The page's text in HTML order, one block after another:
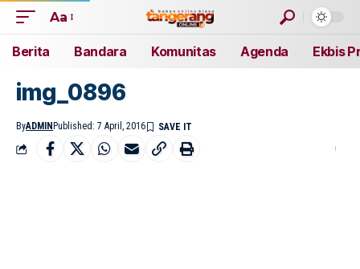
Aa
Berita Bandara Komunitas Agenda Ekbis
img_0896
ByADMIN Published: 7 April, 2016